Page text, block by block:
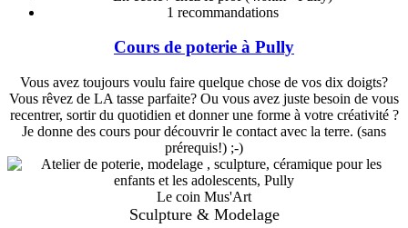
1 recommandations
Cours de poterie à Pully
Vous avez toujours voulu faire quelque chose de vos dix doigts?
Vous rêvez de LA tasse parfaite? Ou vous avez juste besoin de vous
recentrer, sortir du quotidien et donner une forme à votre créativité ?
Je donne des cours pour découvrir le contact avec la terre. (sans
prérequis!) ;-)
Le coin Mus'Art
Sculpture & Modelage